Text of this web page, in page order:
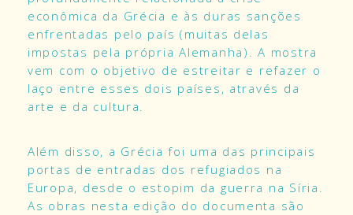
econômica da Grécia e às duras sanções
enfrentadas pelo país (muitas delas
impostas pela própria Alemanha). A mostra
vem com o objetivo de estreitar e refazer o
laço entre esses dois países, através da
arte e da cultura.
Além disso, a Grécia foi uma das principais
portas de entradas dos refugiados na
Europa, desde o estopim da guerra na Síria.
As obras nesta edição do documenta são